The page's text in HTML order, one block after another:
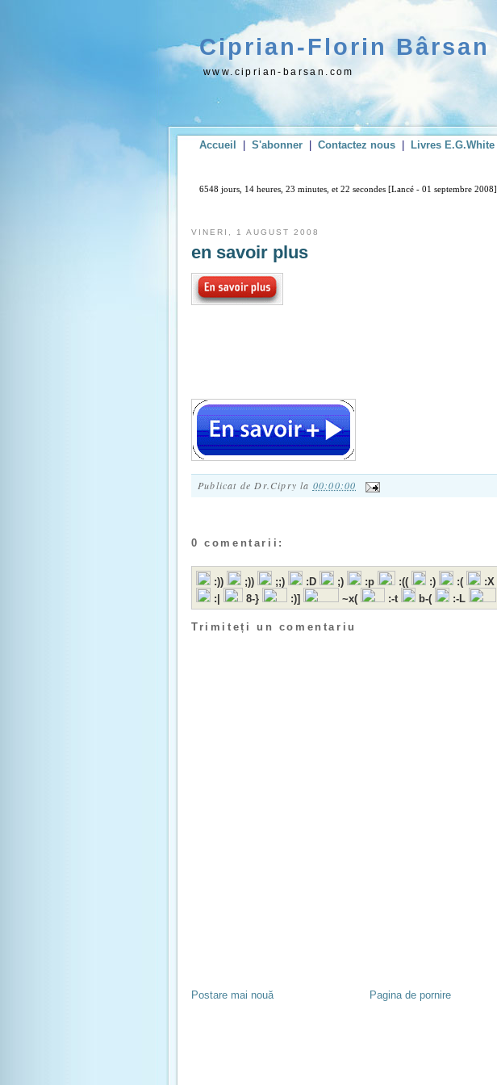
Ciprian-Florin Bârsan
www.ciprian-barsan.com
Accueil S'abonner Contactez nous Livres E.G.White
6548 jours, 14 heures, 23 minutes, et 22 secondes [Lancé - 01 septembre 2008]
VINERI, 1 AUGUST 2008
en savoir plus
Publicat de Dr.Cipry la 00:00:00
0 comentarii:
:)) ;)) ;;) :D ;) :p :(( :) :( :X
:|
8-} :)] ~x( :-t b-( :-L
Trimiteți un comentariu
Postare mai nouă Pagina de pornire